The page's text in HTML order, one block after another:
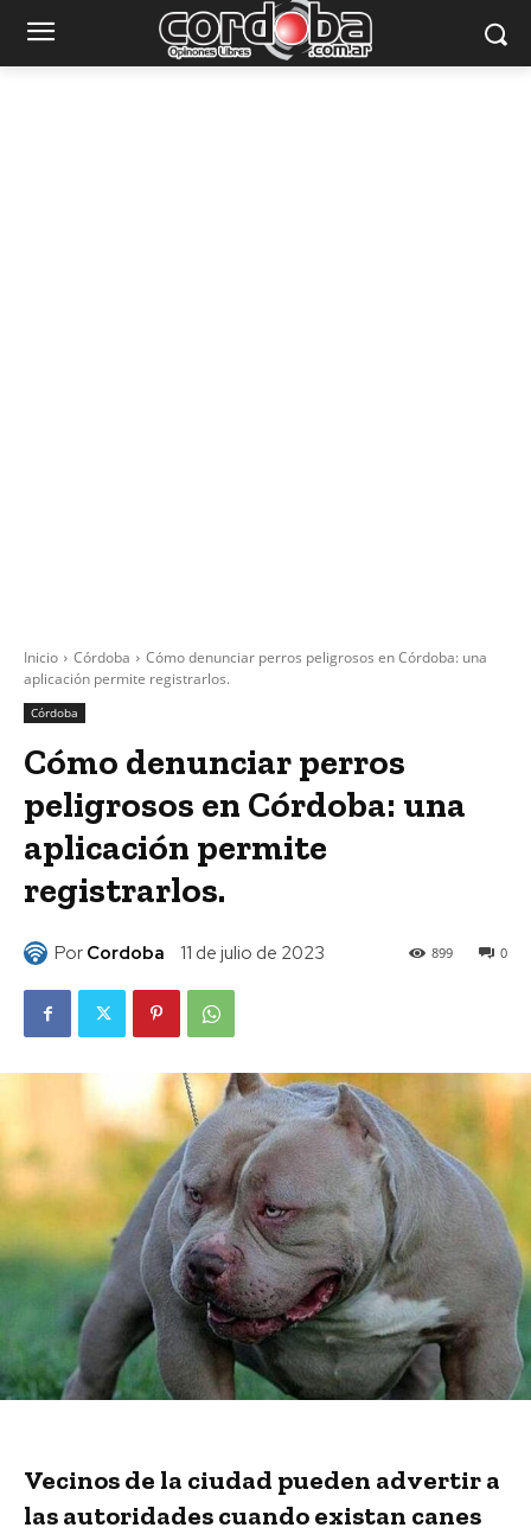
Inicio Córdoba
Cómo denunciar perros peligrosos en Córdoba: una
aplicación permite registrarlos.
Córdoba
Cómo denunciar perros
peligrosos en Córdoba: una
aplicación permite
registrarlos.
Por Cordoba 11 de julio de 2023 0
899
Vecinos de la ciudad pueden advertir a
las autoridades cuando existan canes